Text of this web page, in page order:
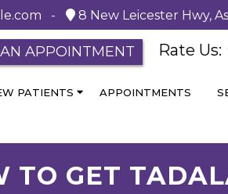
- 8 New Leicester Hwy,
APPOINTMENT Rate Us:
PATIENTS APPOINTMENTS
TO GET